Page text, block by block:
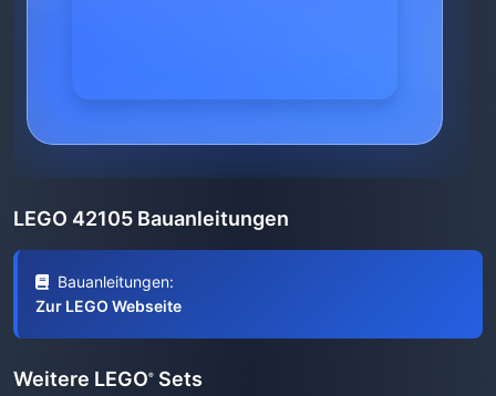
LEGO 42105 Bauanleitungen
Bauanleitungen:
Zur LEGO Webseite
Weitere LEGO® Sets